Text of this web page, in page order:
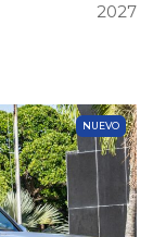
2027
NUEVO